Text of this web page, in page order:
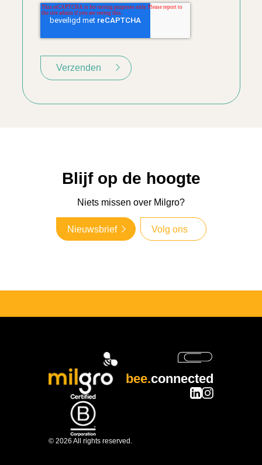
Blijf op de hoogte
Niets missen over Milgro?
Nieuwsbrief Volg ons
bee.connected
© 2026 All rights reserved.